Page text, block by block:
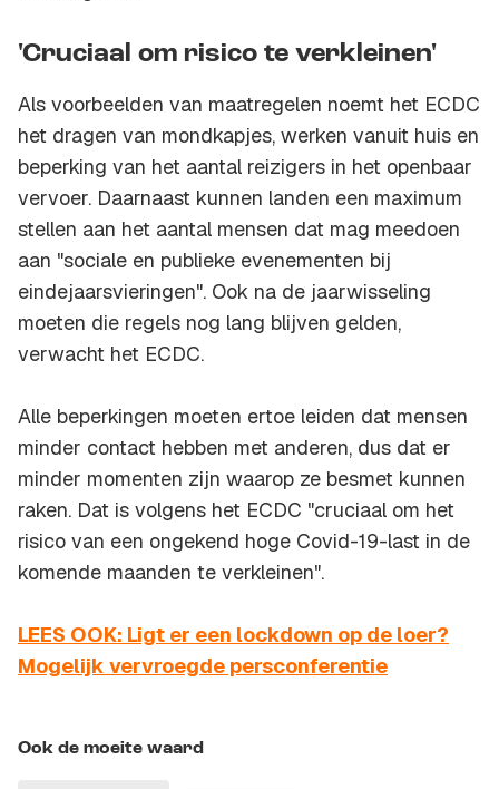
'Cruciaal om risico te verkleinen'
Als voorbeelden van maatregelen noemt het ECDC
het dragen van mondkapjes, werken vanuit huis en
beperking van het aantal reizigers in het openbaar
vervoer. Daarnaast kunnen landen een maximum
stellen aan het aantal mensen dat mag meedoen
aan "sociale en publieke evenementen bij
eindejaarsvieringen". Ook na de jaarwisseling
moeten die regels nog lang blijven gelden,
verwacht het ECDC.
Alle beperkingen moeten ertoe leiden dat mensen
minder contact hebben met anderen, dus dat er
minder momenten zijn waarop ze besmet kunnen
raken. Dat is volgens het ECDC "cruciaal om het
risico van een ongekend hoge Covid-19-last in de
komende maanden te verkleinen".
LEES OOK: Ligt er een lockdown op de loer?
Mogelijk vervroegde persconferentie
Ook de moeite waard